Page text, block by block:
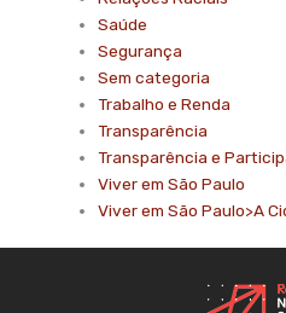
Saúde
Segurança
Sem categoria
Trabalho e Renda
Transparência
Transparência e
Viver em São Paulo
Viver em São Paulo>A